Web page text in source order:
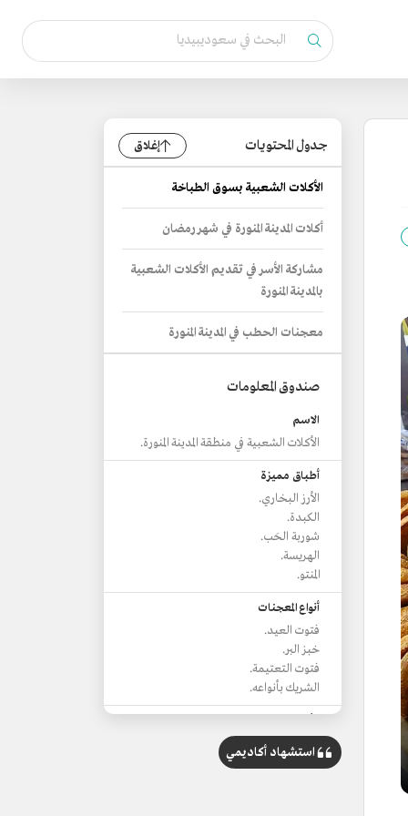
جدول المحتويات إغلاق
الأكلات الشعبية بسوق الطباخة
أكلات المدينة المنورة في شهر رمضان
مشاركة الأسر في تقديم الأكلات الشعبية
بالمدينة المنورة
معجنات الحطب في المدينة المنورة
صندوق المعلومات
الاسم
الأكلات الشعبية في منطقة المدينة المنورة.
أطباق مميزة
الأرز البخاري.
الكبدة.
شوربة الحَب.
الهريسة.
المنتو.
أنواع المعجنات
فتوت العيد.
خبز البر.
فتوت التعتيمة.
الشريك بأنواعه.
شوربة الحَب.
السمبوسة.
استشهاد أكاديمي